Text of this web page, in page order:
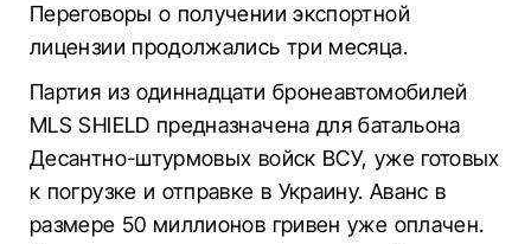
Переговоры о получении экспортной
лицензии продолжались три месяца.
Партия из одиннадцати бронеавтомобилей
MLS SHIELD предназначена для батальона
Десантно-штурмовых войск ВСУ, уже готовых
к погрузке и отправке в Украину. Аванс в
размере 50 миллионов гривен уже оплачен.